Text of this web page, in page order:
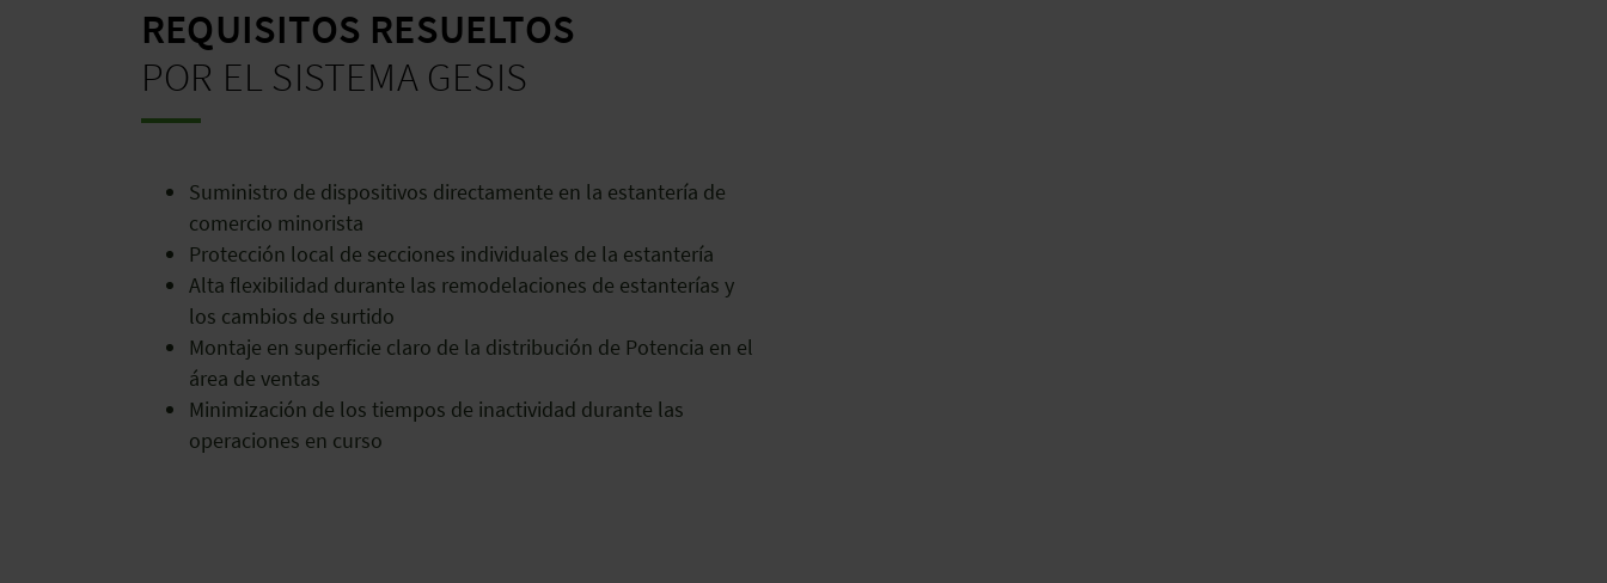
REQUISITOS RESUELTOS
POR EL SISTEMA GESIS
Suministro de dispositivos directamente en la estantería de
comercio minorista
Protección local de secciones individuales de la estantería
Alta flexibilidad durante las remodelaciones de estanterías y
los cambios de surtido
Montaje en superficie claro de la distribución de Potencia en el
área de ventas
Minimización de los tiempos de inactividad durante las
operaciones en curso